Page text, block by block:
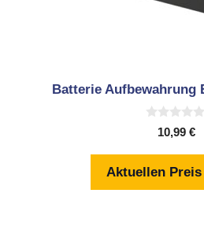
Batterie Aufbewahrung
5
10,99 €
Aktuellen